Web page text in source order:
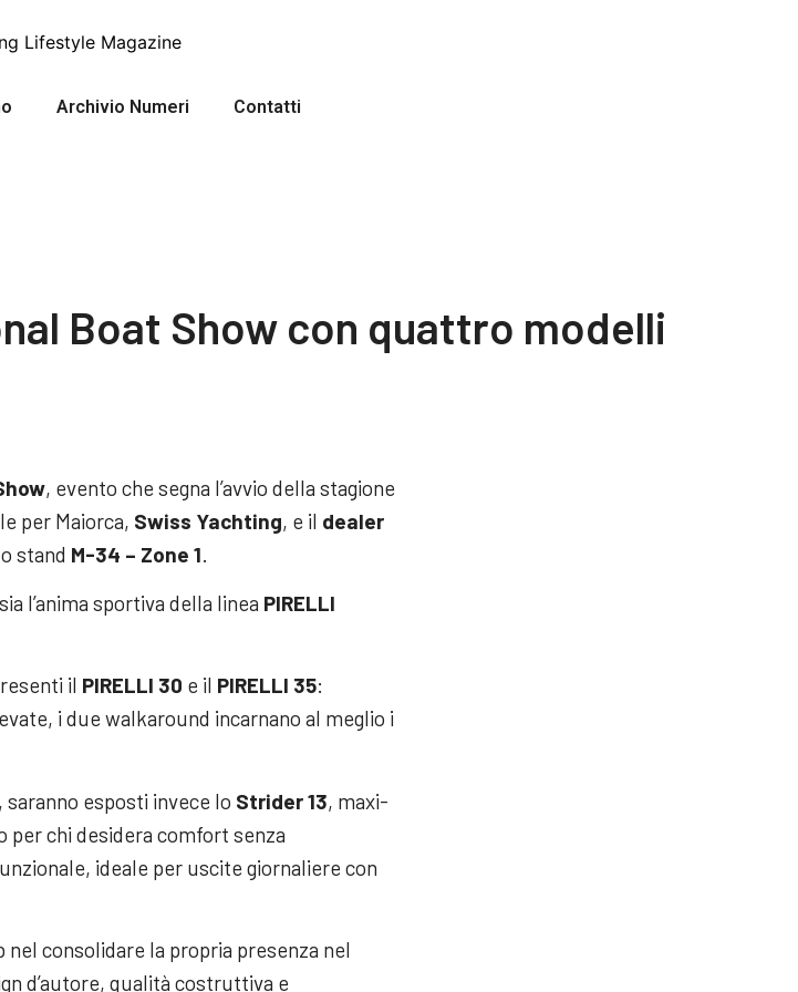
Archivio Numeri Contatti
Boat Show con quattro modelli
, evento che segna l’avvio della stagione
per Maiorca, Swiss Yachting, e il dealer
stand M-34 – Zone 1.
l’anima sportiva della linea PIRELLI
il PIRELLI 30 e il PIRELLI 35:
i due walkaround incarnano al meglio i
esposti invece lo Strider 13, maxi-
per chi desidera comfort senza
ideale per uscite giornaliere con
nel consolidare la propria presenza nel
d’autore, qualità costruttiva e